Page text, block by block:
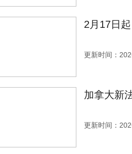
2月17日
更新时间：
加拿大新
更新时间：